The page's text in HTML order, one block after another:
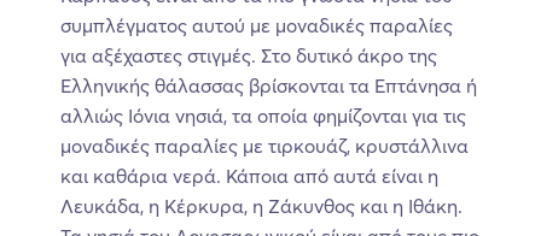
συμπλέγματος αυτού με μοναδικές παραλίες
για αξέχαστες στιγμές. Στο δυτικό άκρο της
Ελληνικής θάλασσας βρίσκονται τα Επτάνησα ή
αλλιώς Ιόνια νησιά, τα οποία φημίζονται για τις
μοναδικές παραλίες με τιρκουάζ, κρυστάλλινα
και καθάρια νερά. Κάποια από αυτά είναι η
Λευκάδα, η Κέρκυρα, η Ζάκυνθος και η Ιθάκη.